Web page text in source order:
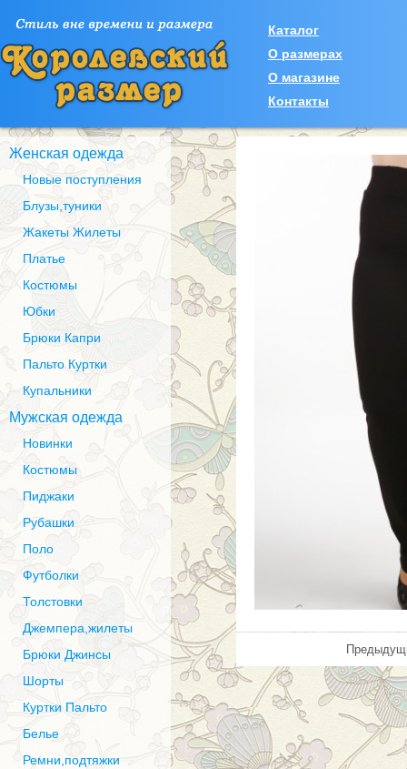
Каталог
О размерах
О магазине
Контакты
Женская одежда
Новые поступления
Блузы,туники
Жакеты Жилеты
Платье
Костюмы
Юбки
Брюки Капри
Пальто Куртки
Купальники
Мужская одежда
Новинки
Костюмы
Пиджаки
Рубашки
Поло
Футболки
Толстовки
Джемпера,жилеты
Брюки Джинсы
Шорты
Куртки Пальто
Белье
Ремни,подтяжки